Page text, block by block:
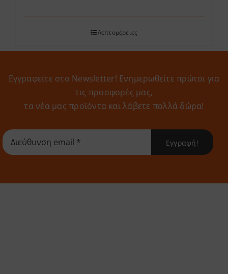
Λεπτομέρειες
Εγγραφείτε στο Newsletter! Eνημερωθείτε πρώτοι για
τις προσφορές μας,
τα νέα μας προϊόντα και λάβετε πολλά δώρα!
Εγγραφή!